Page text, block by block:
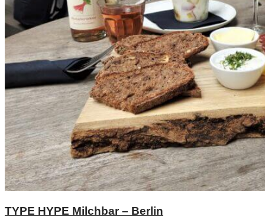
TYPE HYPE Milchbar – Berlin